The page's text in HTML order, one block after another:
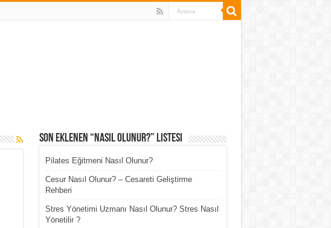
Son Eklenen “Nasıl Olunur?” Listesi
Pilates Eğitmeni Nasıl Olunur?
Cesur Nasıl Olunur? – Cesareti Geliştirme
Rehberi
Stres Yönetimi Uzmanı Nasıl Olunur? Stres Nasıl
Yönetilir ?